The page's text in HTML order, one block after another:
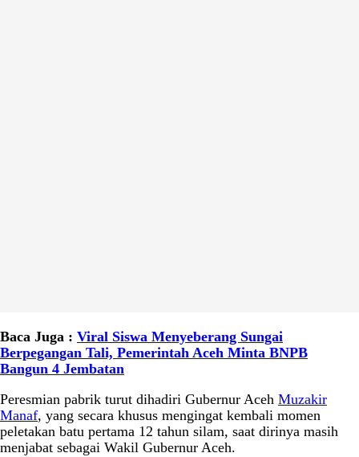
Baca Juga : Viral Siswa Menyeberang Sungai
Berpegangan Tali, Pemerintah Aceh Minta BNPB
Bangun 4 Jembatan
Peresmian pabrik turut dihadiri Gubernur Aceh Muzakir
Manaf, yang secara khusus mengingat kembali momen
peletakan batu pertama 12 tahun silam, saat dirinya masih
menjabat sebagai Wakil Gubernur Aceh.